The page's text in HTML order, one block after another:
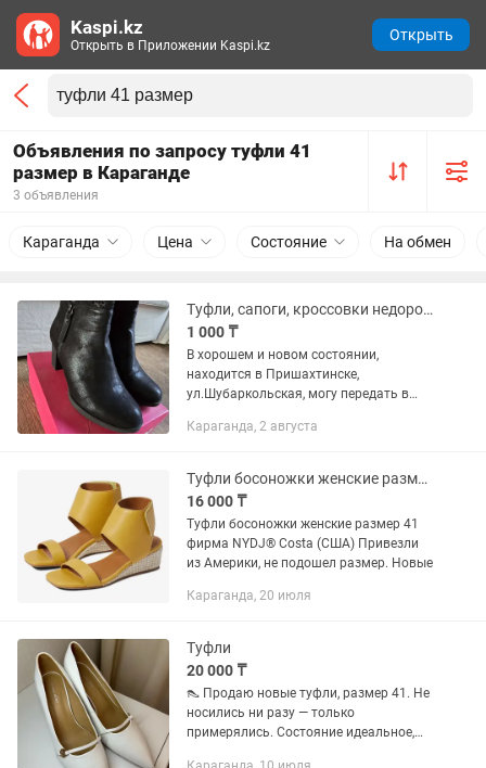
Объявления по запросу туфли 41
размер в Караганде
3 объявления
Караганда Цена Состояние На обмен
Туфли, сапоги, кроссовки недорого женская обувь 41 размера
1 000 ₸
В хорошем и новом состоянии,
находится в Пришахтинске,
ул.Шубаркольская, могу передать в
неудобно говорить) Рассмотрю обмен.
не...
Караганда, 2 августа
Туфли босоножки женские размер 41(США)
16 000 ₸
Туфли босоножки женские размер 41
фирма NYDJ® Costa (США) Привезли
из Америки, не подошел размер. Новые
Караганда, 20 июля
Туфли
20 000 ₸
👠 Продаю новые туфли, размер 41. Не
носились ни разу — только
примерялись. Состояние идеальное,
Kaspi.kz
Открыть в Приложении Kaspi.kz
Открыть